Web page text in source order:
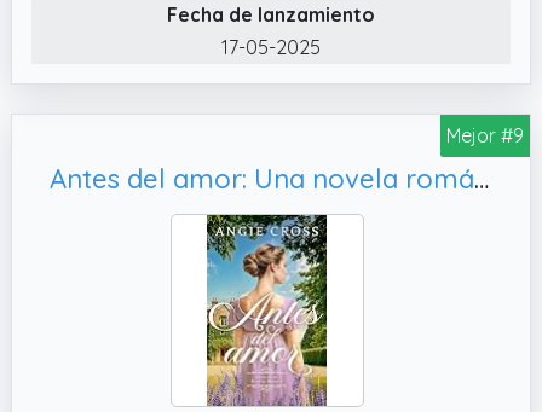
Fecha de lanzamiento
17-05-2025
Mejor #9
Antes del amor: Una novela romántica histórica en la época de la regencia (Crónicas de Drudley Manor #1)